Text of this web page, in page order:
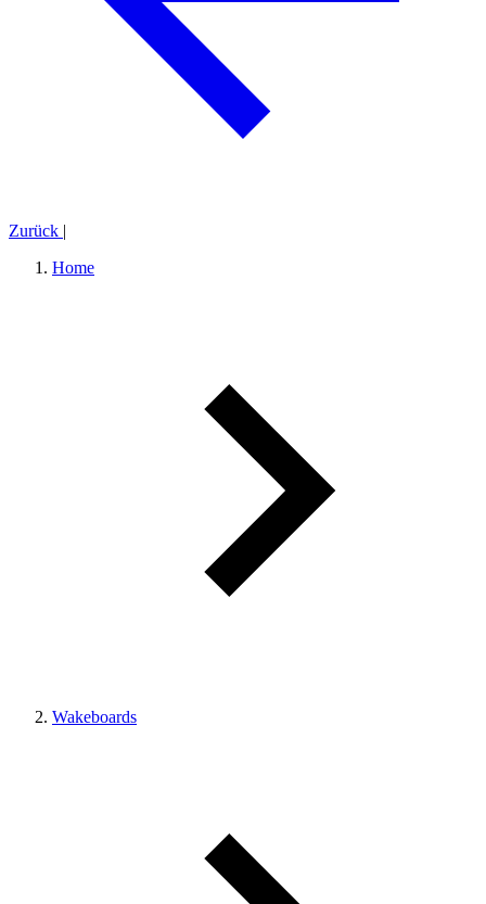
Zurück |
Home
Wakeboards